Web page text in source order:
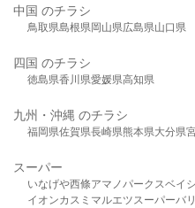
中国 のチラシ
鳥取県島根県岡山県広島県山口県
四国 のチラシ
徳島県香川県愛媛県高知県
九州・沖縄 のチラシ
福岡県佐賀県長崎県熊本県大分県
スーパー
いなげや西條アマノパークスベイ
イオンカスミ マルエツスーパーバ